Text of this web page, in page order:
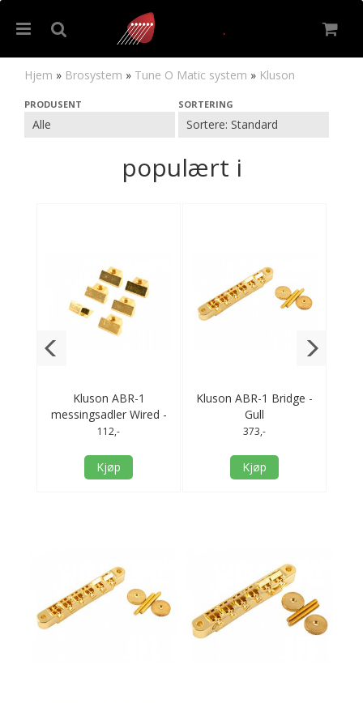
Hjem » Brosystem » Tune O Matic system » Kluson
PRODUSENT SORTERING
Kluson
populært i
Kluson ABR-1
messingsadler Wired -
Gull
112,-
Kjøp
Kluson ABR-1 Bridge -
Gull
373,-
Kjøp